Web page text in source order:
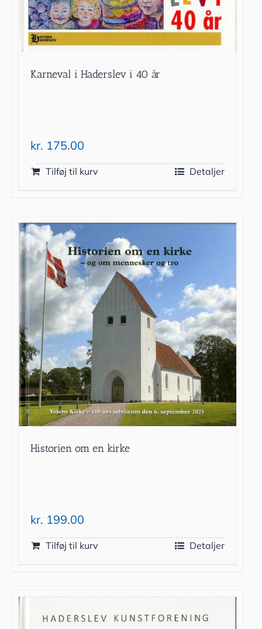
Karneval i Haderslev i 40 år
kr. 175.00
Tilføj til kurv Detaljer
Historien om en kirke
kr. 199.00
Tilføj til kurv Detaljer